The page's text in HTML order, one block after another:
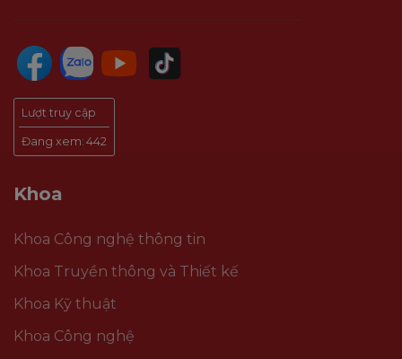
Lượt truy cập
Đang xem: 442
Khoa
Khoa Công nghệ thông tin
Khoa Truyền thông và Thiết kế
Khoa Kỹ thuật
Khoa Công nghệ